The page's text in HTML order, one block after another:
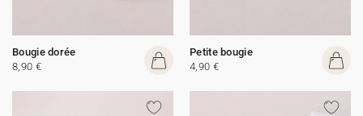
Bougie dorée
8,90 €
Petite bougie
4,90 €